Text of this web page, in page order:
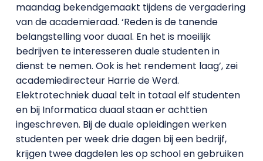
maandag bekendgemaakt tijdens de vergadering
van de academieraad. ‘Reden is de tanende
belangstelling voor duaal. En het is moeilijk
bedrijven te interesseren duale studenten in
dienst te nemen. Ook is het rendement laag’, zei
academiedirecteur Harrie de Werd.
Elektrotechniek duaal telt in totaal elf studenten
en bij Informatica duaal staan er achttien
ingeschreven. Bij de duale opleidingen werken
studenten per week drie dagen bij een bedrijf,
krijgen twee dagdelen les op school en gebruiken